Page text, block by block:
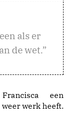
als er
de wet.”
een
werk heeft.